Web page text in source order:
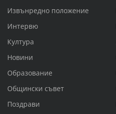
Извънредно положение
Интервю
Култура
Новини
Образование
Общински съвет
Поздрави